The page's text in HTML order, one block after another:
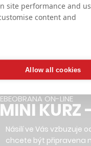
MINI KURZ
ON-LINE
Násilí ve Vás vzbuzuje
chcete být připravena
site performance and
content and
Allow all cookies